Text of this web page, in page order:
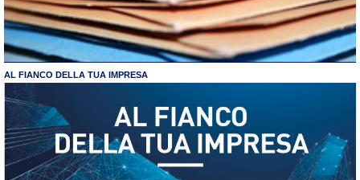
AL FIANCO DELLA TUA IMPRESA